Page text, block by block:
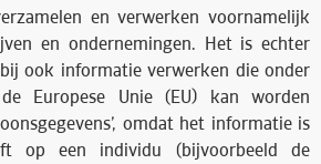
en verwerken voornamelijk
en ondernemingen. Het is echter
ook informatie verwerken die onder
Europese Unie (EU) kan worden
omdat het informatie is
op een individu (bijvoorbeeld de